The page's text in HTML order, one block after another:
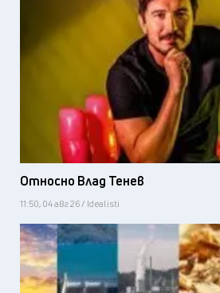
Относно Влад Тенев
11:50, 04 авг 26 / Idealisti